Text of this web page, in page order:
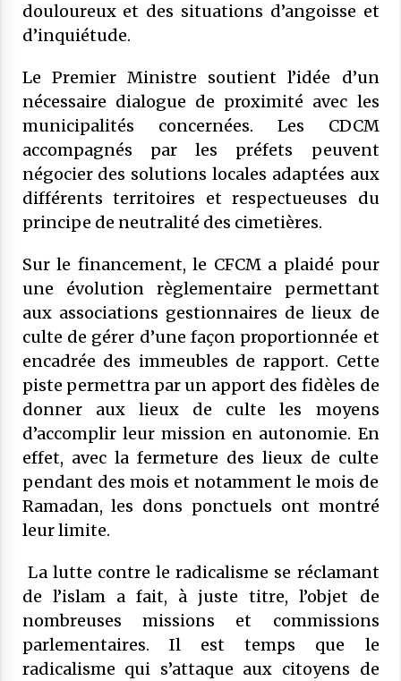
douloureux et des situations d’angoisse et
d’inquiétude.
Le Premier Ministre soutient l’idée d’un
nécessaire dialogue de proximité avec les
municipalités concernées. Les CDCM
accompagnés par les préfets peuvent
négocier des solutions locales adaptées aux
différents territoires et respectueuses du
principe de neutralité des cimetières.
Sur le financement, le CFCM a plaidé pour
une évolution règlementaire permettant
aux associations gestionnaires de lieux de
culte de gérer d’une façon proportionnée et
encadrée des immeubles de rapport. Cette
piste permettra par un apport des fidèles de
donner aux lieux de culte les moyens
d’accomplir leur mission en autonomie. En
effet, avec la fermeture des lieux de culte
pendant des mois et notamment le mois de
Ramadan, les dons ponctuels ont montré
leur limite.
La lutte contre le radicalisme se réclamant
de l’islam a fait, à juste titre, l’objet de
nombreuses missions et commissions
parlementaires. Il est temps que le
radicalisme qui s’attaque aux citoyens de